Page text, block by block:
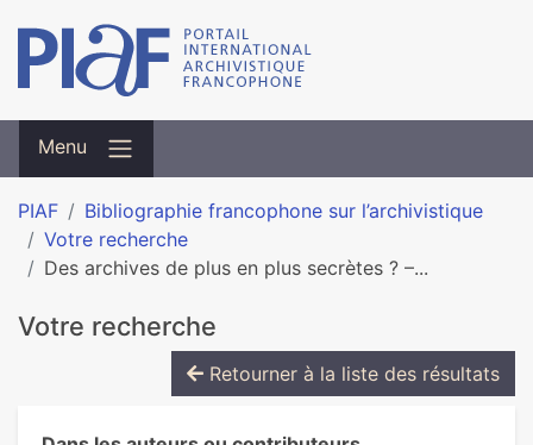
Menu
PIAF
Bibliographie francophone sur l’archivistique
Votre recherche
Des archives de plus en plus secrètes ? –...
Votre recherche
Retourner à la liste des résultats